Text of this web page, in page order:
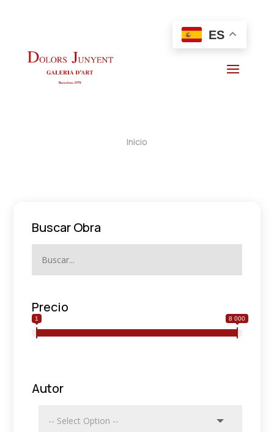
ES
Inicio
Buscar Obra
Precio
1 8 000
Autor